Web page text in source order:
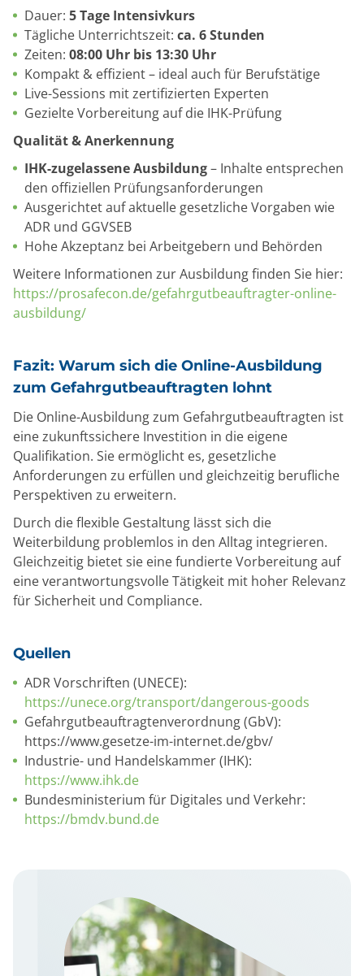
Dauer: 5 Tage Intensivkurs
Tägliche Unterrichtszeit: ca. 6 Stunden
Zeiten: 08:00 Uhr bis 13:30 Uhr
Kompakt & effizient – ideal auch für Berufstätige
Live-Sessions mit zertifizierten Experten
Gezielte Vorbereitung auf die IHK-Prüfung
Qualität & Anerkennung
IHK-zugelassene Ausbildung– Inhalte entsprechen
den offiziellen Prüfungsanforderungen
Ausgerichtet auf aktuelle gesetzliche Vorgaben wie
ADR und GGVSEB
Hohe Akzeptanz bei Arbeitgebern und Behörden
Weitere Informationen zur Ausbildung finden Sie hier:
https://prosafecon.de/gefahrgutbeauftragter-online-
ausbildung/
Fazit: Warum sich die Online-Ausbildung
zum Gefahrgutbeauftragten lohnt
Die Online-Ausbildung zum Gefahrgutbeauftragten ist
eine zukunftssichere Investition in die eigene
Qualifikation. Sie ermöglicht es, gesetzliche
Anforderungen zu erfüllen und gleichzeitig berufliche
Perspektiven zu erweitern.
Durch die flexible Gestaltung lässt sich die
Weiterbildung problemlos in den Alltag integrieren.
Gleichzeitig bietet sie eine fundierte Vorbereitung auf
eine verantwortungsvolle Tätigkeit mit hoher Relevanz
für Sicherheit und Compliance.
Quellen
ADR Vorschriften (UNECE):
https://unece.org/transport/dangerous-goods
Gefahrgutbeauftragtenverordnung (GbV):
https://www.gesetze-im-internet.de/gbv/
Industrie- und Handelskammer (IHK):
https://www.ihk.de
Bundesministerium für Digitales und Verkehr:
https://bmdv.bund.de